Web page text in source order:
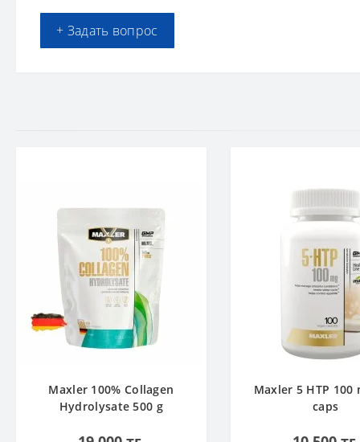
+ Задать вопрос
Maxler 100% Collagen
Hydrolysate 500 g
Maxler 5 HTP 100
caps